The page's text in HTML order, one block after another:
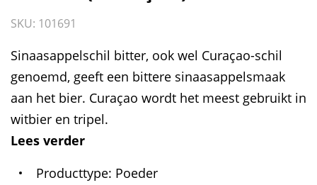
SKU: 101691
Sinaasappelschil bitter, ook wel Curaçao-schil
genoemd, geeft een bittere sinaasappelsmaak
aan het bier. Curaçao wordt het meest gebruikt in
witbier en tripel.
Lees verder
Producttype Poeder